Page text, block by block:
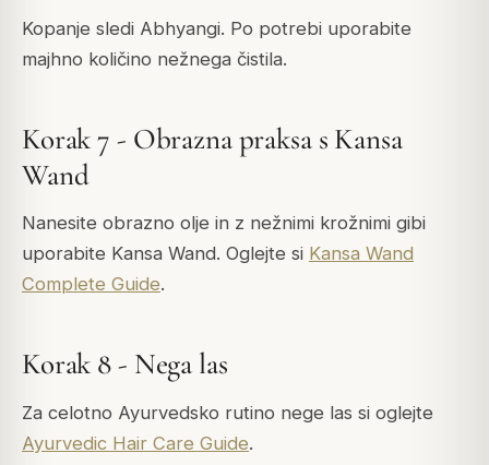
Kopanje sledi Abhyangi. Po potrebi uporabite
majhno količino nežnega čistila.
Korak 7 - Obrazna praksa s Kansa
Wand
Nanesite obrazno olje in z nežnimi krožnimi gibi
uporabite Kansa Wand. Oglejte si Kansa Wand
Complete Guide.
Korak 8 - Nega las
Za celotno Ayurvedsko rutino nege las si oglejte
Ayurvedic Hair Care Guide.